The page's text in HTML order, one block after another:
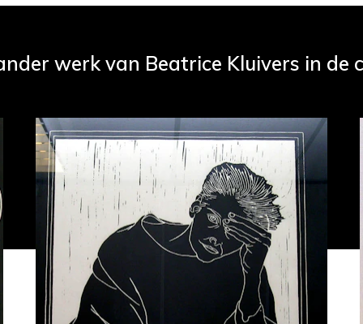
werk van Beatrice Kluivers in de